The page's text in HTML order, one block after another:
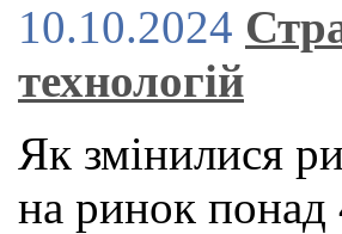
10.10.2024
технологій
Як змінилися
на ринок понад